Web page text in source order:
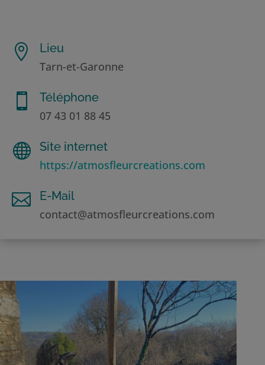

Lieu
Tarn-et-Garonne

Téléphone
07 43 01 88 45

Site internet
https://atmosfleurcreations.com

E-Mail
contact@atmosfleurcreations.com